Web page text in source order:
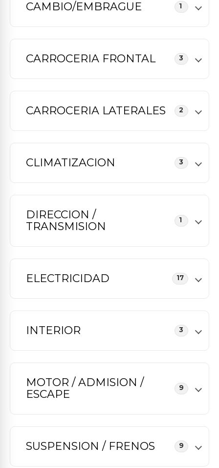
CAMBIO/EMBRAGUE 1
CARROCERIA FRONTAL 3
CARROCERIA LATERALES 2
CLIMATIZACION 3
DIRECCION /
TRANSMISION
1
ELECTRICIDAD 17
INTERIOR 3
MOTOR / ADMISION /
ESCAPE
9
SUSPENSION / FRENOS 9